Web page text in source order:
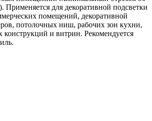
Применяется для декоративной подсветки
помещений, декоративной
потолочных ниш, рабочих зон кухни,
конструкций и витрин. Рекомендуется